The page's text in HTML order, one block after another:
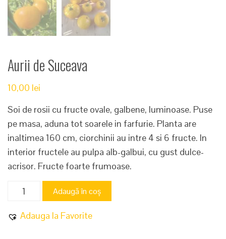
Aurii de Suceava
10,00 lei
Soi de rosii cu fructe ovale, galbene, luminoase. Puse
pe masa, aduna tot soarele in farfurie. Planta are
inaltimea 160 cm, ciorchinii au intre 4 si 6 fructe. In
interior fructele au pulpa alb-galbui, cu gust dulce-
acrisor. Fructe foarte frumoase.
Cantitate
de
Adaugă în coș
Adauga la Favorite